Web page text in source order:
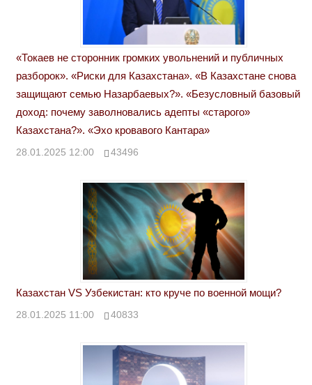
«Токаев не сторонник громких увольнений и публичных
разборок». «Риски для Казахстана». «В Казахстане снова
защищают семью Назарбаевых?». «Безусловный базовый
доход: почему заволновались адепты «старого»
Казахстана?». «Эхо кровавого Кантара»
28.01.2025 12:00 43496
Казахстан VS Узбекистан: кто круче по военной мощи?
28.01.2025 11:00 40833